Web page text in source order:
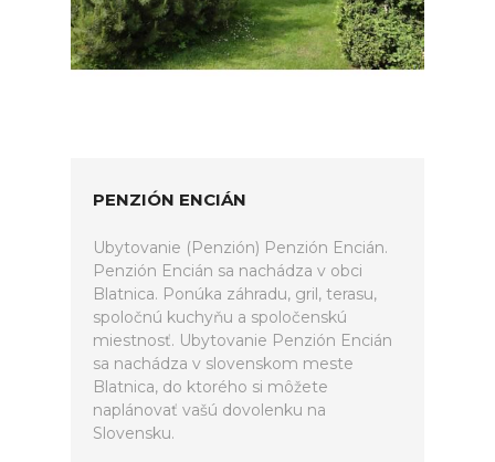
PENZIÓN ENCIÁN
Ubytovanie (Penzión) Penzión Encián.
Penzión Encián sa nachádza v obci
Blatnica. Ponúka záhradu, gril, terasu,
spoločnú kuchyňu a spoločenskú
miestnosť. Ubytovanie Penzión Encián
sa nachádza v slovenskom meste
Blatnica, do ktorého si môžete
naplánovať vašú dovolenku na
Slovensku.